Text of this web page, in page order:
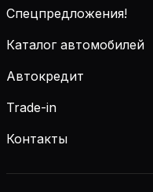
Спецпредложения!
Каталог автомобилей
Автокредит
Trade-in
Контакты